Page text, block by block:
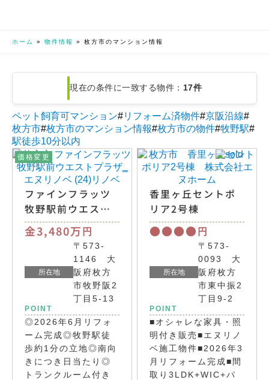
ホーム » 物件情報 » 枚方市のマンション情報
現在の条件に一致する物件： 17件
ペット飼育可マンション#リフォーム済物件#京阪沿線#
枚方市#枚方市のマンション情報#枚方市の物件#牧野駅#
駅徒歩10分以内
ファインフラッツ
牧野駅前ウエスト
プラザ
金3,480万 円
所在地
〒573-
1146 大
阪府枚方
市牧野阪2
丁目5-13
POINT
◎2026年6月リフォ
ーム完成◎牧野駅徒
歩約1分の立地◎南向
きにつき日当たり◎
トランクルーム付き
価格変更
香里ヶ丘セントポ
リア2号棟
●●●● 円
所在地
〒573-
0093 大
阪府枚方
市東中振2
丁目9-2
POINT
■オシャレな家具・照
明付き販売■エヌリノ
ベ施工物件■2026年3
月リフォーム完成■間
取り3LDK+WIC+パ